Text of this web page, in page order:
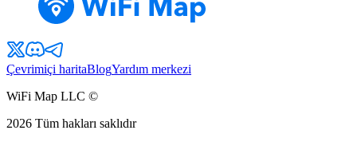
Çevrimiçi haritaBlogYardım merkezi
WiFi Map LLC ©
2026 Tüm hakları saklıdır